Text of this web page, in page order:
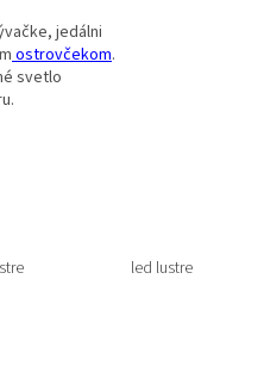
jedálni
ostrovčekom.
svetlo
led lustre